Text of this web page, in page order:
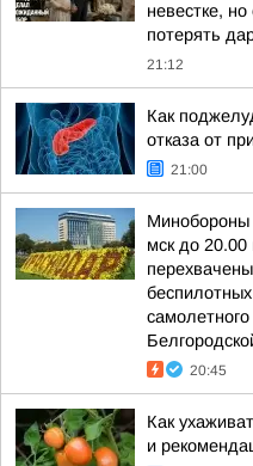
невестке,
потерять
21:12
Как
отказа от
21:00
Минобороны
мск до
20:45
Как
и